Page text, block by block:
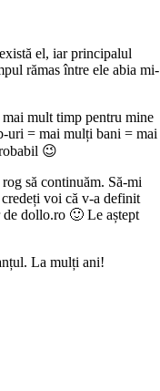
el, iar principalul
rămas între ele abia mi-
mai mult timp pentru mine
uri = mai mulți bani = mai
😉
să continuăm. Să-mi
voi că v-a definit
de dollo.ro 🙂 Le aștept
La mulți ani!